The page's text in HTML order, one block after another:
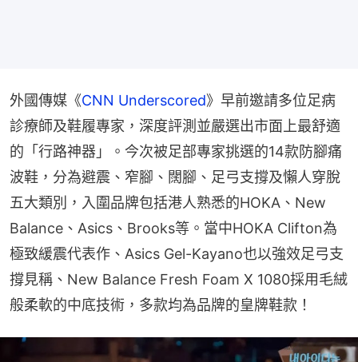
外國傳媒《CNN Underscored》早前邀請多位足病
診療師及鞋履專家，深度評測並嚴選出市面上最舒適
的「行路神器」。今次被足部專家挑選的14款防腳痛
波鞋，分為避震、窄腳、闊腳、足弓支撐及懶人穿脫
五大類別，入圍品牌包括港人熟悉的HOKA、New
Balance、Asics、Brooks等。當中HOKA Clifton為
極致緩震代表作、Asics Gel-Kayano也以強效足弓支
撐見稱、New Balance Fresh Foam X 1080採用毛絨
般柔軟的中底技術，多款均為品牌的皇牌鞋款！